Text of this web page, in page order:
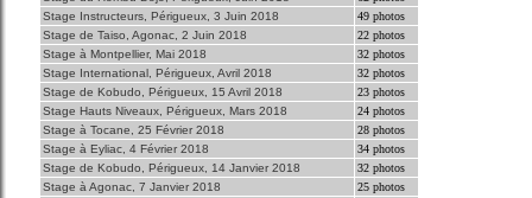
Stage Instructeurs, Périgueux, 3 Juin 2018
49 photos
Stage de Taiso, Agonac, 2 Juin 2018
22 photos
Stage à Montpellier, Mai 2018
32 photos
Stage International, Périgueux, Avril 2018
32 photos
Stage de Kobudo, Périgueux, 15 Avril 2018
23 photos
Stage Hauts Niveaux, Périgueux, Mars 2018
24 photos
Stage à Tocane, 25 Février 2018
28 photos
Stage à Eyliac, 4 Février 2018
34 photos
Stage de Kobudo, Périgueux, 14 Janvier 2018
32 photos
Stage à Agonac, 7 Janvier 2018
25 photos